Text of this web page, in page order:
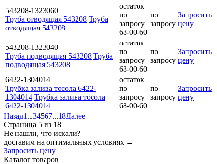
543208-1323060
Труба отводящая 543208 Труба
отводящая 543208
остаток
по
запросу
68-00-60
по
запросу
Запросить
цену
543208-1323040
Труба подводящая 543208 Труба
подводящая 543208
остаток
по
запросу
68-00-60
по
запросу
Запросить
цену
6422-1304014
Трубка залива тосола 6422-
1304014 Трубка залива тосола
6422-1304014
остаток
по
запросу
68-00-60
по
запросу
Запросить
цену
Назад1 ...34567...18Далее
Страница 5 из 18
Не нашли, что искали?
доставим на оптимальных условиях →
Запросить цену
Каталог товаров